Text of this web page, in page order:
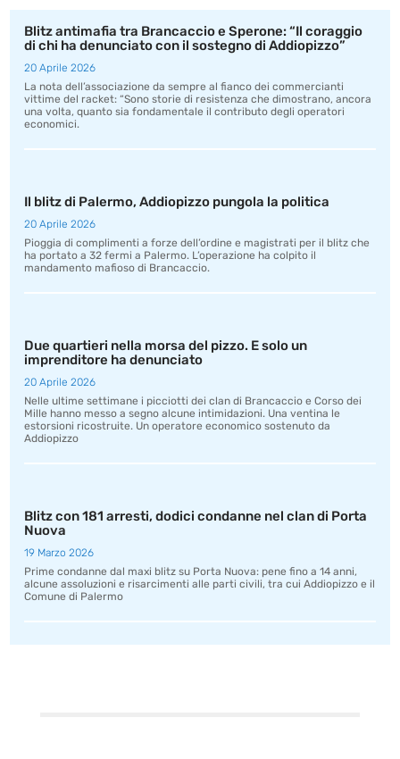
Blitz antimafia tra Brancaccio e Sperone: “Il coraggio
di chi ha denunciato con il sostegno di Addiopizzo”
20 Aprile 2026
La nota dell’associazione da sempre al fianco dei commercianti
vittime del racket: “Sono storie di resistenza che dimostrano, ancora
una volta, quanto sia fondamentale il contributo degli operatori
economici.
Il blitz di Palermo, Addiopizzo pungola la politica
20 Aprile 2026
Pioggia di complimenti a forze dell’ordine e magistrati per il blitz che
ha portato a 32 fermi a Palermo. L’operazione ha colpito il
mandamento mafioso di Brancaccio.
Due quartieri nella morsa del pizzo. E solo un
imprenditore ha denunciato
20 Aprile 2026
Nelle ultime settimane i picciotti dei clan di Brancaccio e Corso dei
Mille hanno messo a segno alcune intimidazioni. Una ventina le
estorsioni ricostruite. Un operatore economico sostenuto da
Addiopizzo
Blitz con 181 arresti, dodici condanne nel clan di Porta
Nuova
19 Marzo 2026
Prime condanne dal maxi blitz su Porta Nuova: pene fino a 14 anni,
alcune assoluzioni e risarcimenti alle parti civili, tra cui Addiopizzo e il
Comune di Palermo